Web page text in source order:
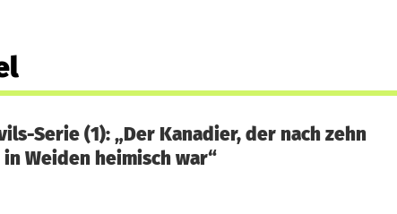
Serie (1): „Der Kanadier, der nach zehn
Weiden heimisch war“